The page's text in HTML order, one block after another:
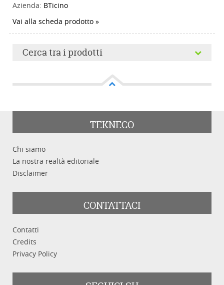
Azienda: BTicino
Vai alla scheda prodotto
Cerca tra i prodotti
Cerca tra i prodotti
Categoria
TEKNECO
Chi siamo
La nostra realtà editoriale
Disclaimer
CONTATTACI
Contatti
Credits
Privacy Policy